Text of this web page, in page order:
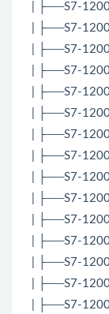
| ├──S7-
| ├──S7-
| ├──S7-
| ├──S7-
| ├──S7-
| ├──S7-
| ├──S7-
| ├──S7-
| ├──S7-
| ├──S7-
| ├──S7-
| ├──S7-
| ├──S7-
| ├──S7-
| ├──S7-